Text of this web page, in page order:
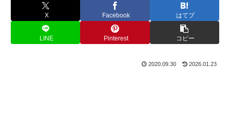
X Facebook はてブ
LINE Pinterest コピー
2020.09.30 2026.01.23